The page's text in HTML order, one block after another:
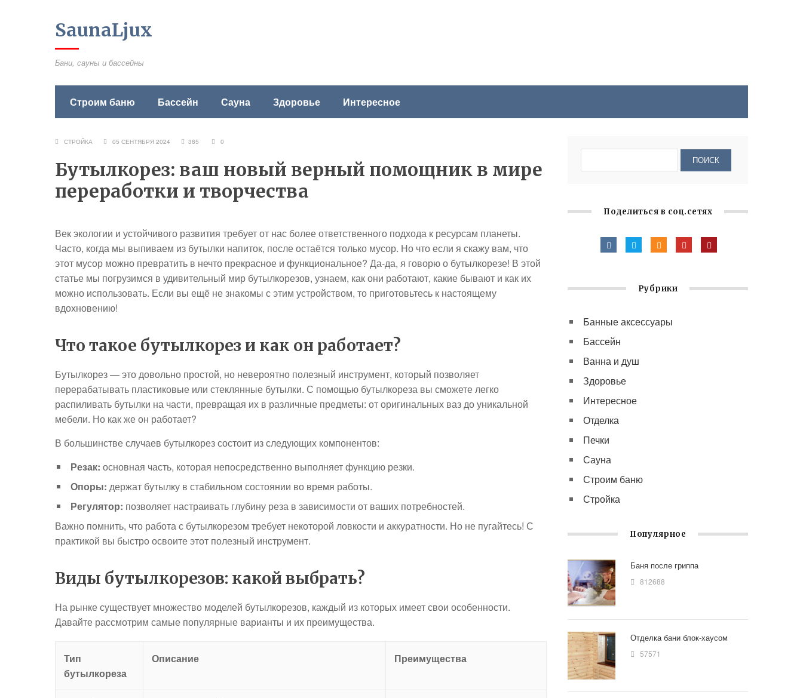
SaunaLjux
Бани, сауны и бассейны
Строим баню Бассейн Сауна Здоровье Интересное
СТРОЙКА 05 СЕНТЯБРЯ 2024 385 0
Бутылкорез: ваш новый верный помощник в мире
переработки и творчества
Век экологии и устойчивого развития требует от нас более ответственного подхода к ресурсам планеты.
Часто, когда мы выпиваем из бутылки напиток, после остаётся только мусор. Но что если я скажу вам, что
этот мусор можно превратить в нечто прекрасное и функциональное? Да-да, я говорю о бутылкорезе! В этой
статье мы погрузимся в удивительный мир бутылкорезов, узнаем, как они работают, какие бывают и как их
можно использовать. Если вы ещё не знакомы с этим устройством, то приготовьтесь к настоящему
вдохновению!
Что такое бутылкорез и как он работает?
Бутылкорез — это довольно простой, но невероятно полезный инструмент, который позволяет
перерабатывать пластиковые или стеклянные бутылки. С помощью бутылкореза вы сможете легко
распиливать бутылки на части, превращая их в различные предметы: от оригинальных ваз до уникальной
мебели. Но как же он работает?
В большинстве случаев бутылкорез состоит из следующих компонентов:
Резак: основная часть, которая непосредственно выполняет функцию резки.
Опоры: держат бутылку в стабильном состоянии во время работы.
Регулятор: позволяет настраивать глубину реза в зависимости от ваших потребностей.
Важно помнить, что работа с бутылкорезом требует некоторой ловкости и аккуратности. Но не пугайтесь! С
практикой вы быстро освоите этот полезный инструмент.
Виды бутылкорезов: какой выбрать?
На рынке существует множество моделей бутылкорезов, каждый из которых имеет свои особенности.
Давайте рассмотрим самые популярные варианты и их преимущества.
Тип
бутылкореза
Описание Преимущества
Поделиться в соц.сетях
Рубрики
Банные аксессуары
Бассейн
Ванна и душ
Здоровье
Интересное
Отделка
Печки
Сауна
Строим баню
Стройка
Популярное
Баня после гриппа
812688
Отделка бани блок-хаусом
57571